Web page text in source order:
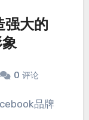
强大的
0 评论